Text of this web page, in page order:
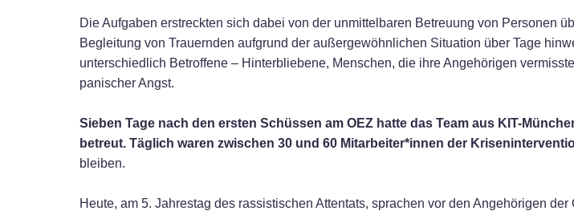
Die Aufgaben erstreckten sich dabei von der unmittelbaren Betreuung von Personen
Begleitung von Trauernden aufgrund der außergewöhnlichen Situation über Tage
unterschiedlich Betroffene – Hinterbliebene, Menschen, die ihre Angehörigen
panischer Angst.
Sieben Tage nach den ersten Schüssen am OEZ hatte das Team aus KIT-
betreut. Täglich waren zwischen 30 und 60 Mitarbeiter*innen der
bleiben.
Heute, am 5. Jahrestag des rassistischen Attentats, sprachen vor den Angehörigen